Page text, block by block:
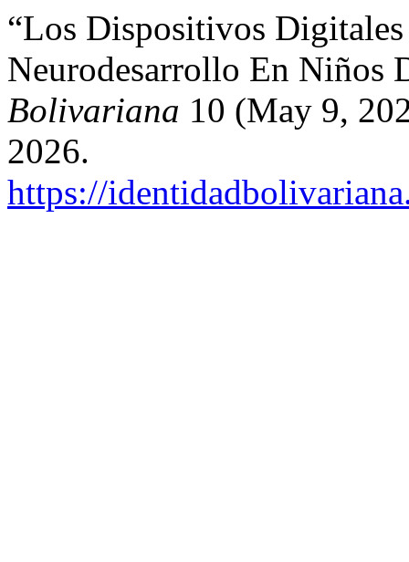
“Los Dispositivos
Neurodesarrollo En Niños
Bolivariana 10 (May 9,
2026.
https://